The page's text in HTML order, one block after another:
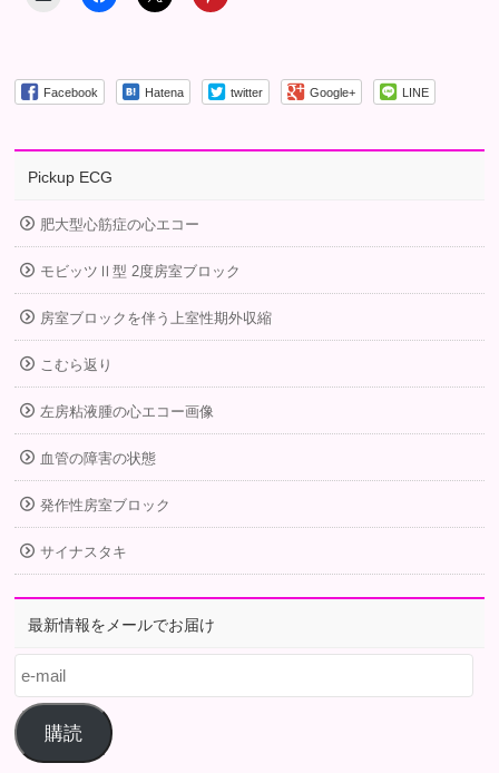
Facebook Hatena twitter Google+ LINE
Pickup ECG
肥大型心筋症の心エコー
モビッツⅡ型 2度房室ブロック
房室ブロックを伴う上室性期外収縮
こむら返り
左房粘液腫の心エコー画像
血管の障害の状態
発作性房室ブロック
サイナスタキ
最新情報をメールでお届け
e-
mail
購読